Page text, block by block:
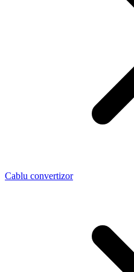
Cablu convertizor